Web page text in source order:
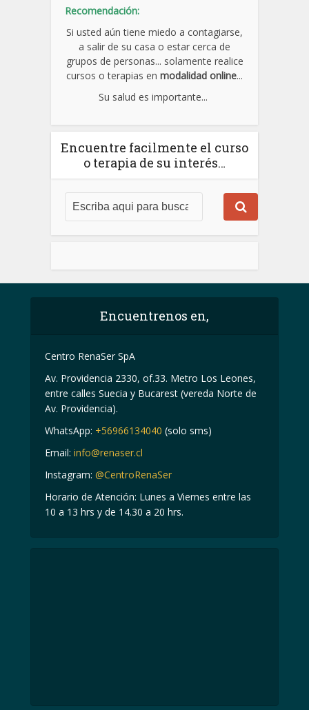
Recomendación:
Si usted aún tiene miedo a contagiarse,
a salir de su casa o estar cerca de
grupos de personas... solamente realice
cursos o terapias en modalidad online...
Su salud es importante...
Encuentre facilmente el curso
o terapia de su interés…
Encuentrenos en,
Centro RenaSer SpA
Av. Providencia 2330, of.33. Metro Los Leones,
entre calles Suecia y Bucarest (vereda Norte de
Av. Providencia).
WhatsApp: +56966134040 (solo sms)
Email: info@renaser.cl
Instagram: @CentroRenaSer
Horario de Atención: Lunes a Viernes entre las
10 a 13 hrs y de 14.30 a 20 hrs.